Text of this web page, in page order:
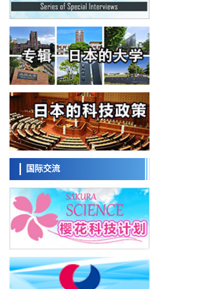
书》，解读第七期基本计划首年度政策方向
科学研究
科学研究
东京都健康长寿医疗中心跨器官揭示衰老过
程中的糖链变化
科学研究
产总研无需石油利用松脂制备石墨前驱体，
可作为电池电极材料
科学研究
东京大学和海上保安厅等发现南海海槽沿线
板块边界锁定状态存在区域差异
政策
日本第2次医疗研究开发调整费，根据一线实
际情况和需求分配99.3亿日元
科学研究
千叶大学鉴定出导致难治性疾病“肺高血压症”
恶化的蛋白质“MYL9/12”，会引发血管结构恶
化科学研究
用于量子计算机
科学研究
用数理模型诠释慢性荨麻疹的发病机理，借
助数学的力量实现个体化最佳治疗
科学研究
【JST事业成果】发现室温下工作的交替磁体
科学研究
夜景也能清晰呈现在纸上——日本“铁路摄影
迷”教授研发新技术
科学研究
国际交流
日本科学未
来馆 科学交
流员